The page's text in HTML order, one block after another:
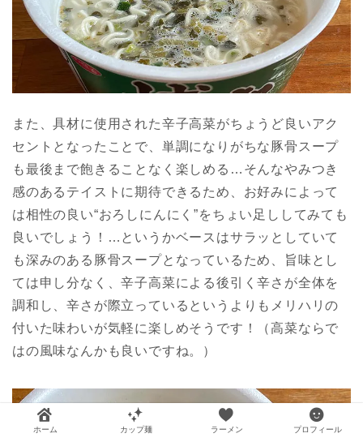
また、具材に使用された辛子高菜がちょうど良いアク
セントとなったことで、単調になりがちな豚骨スープ
も最後まで飽きることなく楽しめる…そんなやみつき
感のあるテイストに期待できるため、お好みによって
は相性の良い“おろしにんにく”をちょい足ししてみても
良いでしょう！…というかベースはサラッとしていて
も深みのある豚骨スープとなっているため、旨味とし
ては申し分なく、辛子高菜による後引く辛さが全体を
調和し、辛さが際立っているというよりもメリハリの
付いた味わいが気軽に楽しめそうです！（高菜ならで
はの風味なんかも良いですね。）
ホーム カップ麺 ラーメン プロフィール